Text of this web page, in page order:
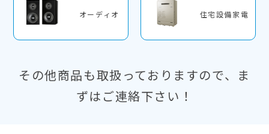
オーディオ 住宅設備家電
その他商品も取扱っておりますので、ま
ずはご連絡下さい！